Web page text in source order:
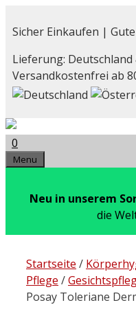
Inhalt
Sicher Einkaufen |
Lieferung:
Versandkostenfrei ab
0
Menu
Neu in unserem
die
Startseite /
Pflege /
Posay Toleriane